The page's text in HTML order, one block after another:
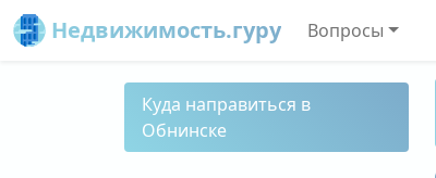
Недвижимость.гуру Вопросы
Куда направиться в
Обнинске